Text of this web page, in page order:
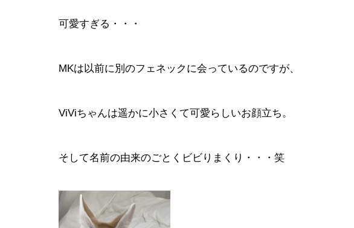
可愛すぎる・・・
MKは以前に別のフェネックに会っているのですが、
ViViちゃんは遥かに小さくて可愛らしいお顔立ち。
そして名前の由来のごとくビビりまくり・・・笑